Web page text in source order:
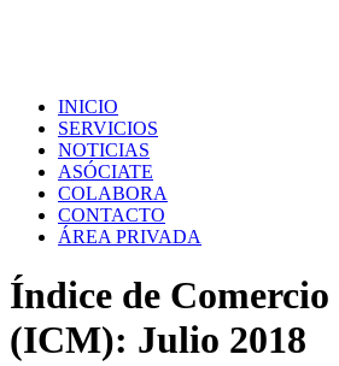
INICIO
SERVICIOS
NOTICIAS
ASÓCIATE
COLABORA
CONTACTO
ÁREA PRIVADA
Índice de
(ICM): Julio 2018